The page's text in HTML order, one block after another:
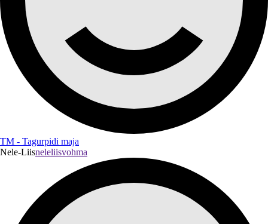
TM - Tagurpidi maja
Nele-Liisneleliisvohma